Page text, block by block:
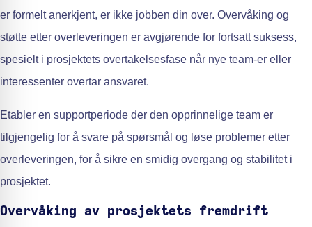
er formelt anerkjent, er ikke jobben din over. Overvåking og
støtte etter overleveringen er avgjørende for fortsatt suksess,
spesielt i prosjektets overtakelsesfase når nye team-er eller
interessenter overtar ansvaret.
Etabler en supportperiode der den opprinnelige team er
tilgjengelig for å svare på spørsmål og løse problemer etter
overleveringen, for å sikre en smidig overgang og stabilitet i
prosjektet.
Overvåking av prosjektets fremdrift